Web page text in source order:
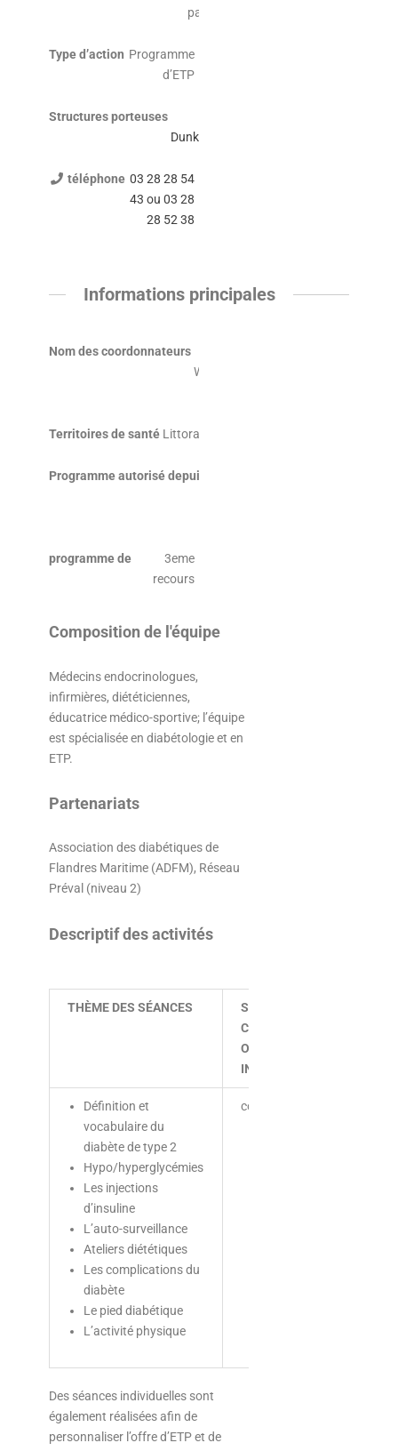
par l’ARS
Type d’action Programme
d’ETP
Structures porteuses
Dunkerque
téléphone 03 28 28 54
43 ou 03 28
28 52 38
Informations principales
Nom des coordonnateurs
WALLERICK
Territoires de santé Littoral
Programme autorisé depuis
programme de
3eme
recours
Composition de l'équipe
Médecins endocrinologues,
infirmières, diététiciennes,
éducatrice médico-sportive; l’équipe
est spécialisée en diabétologie et en
ETP.
Partenariats
Association des diabétiques de
Flandres Maritime (ADFM), Réseau
Préval (niveau 2)
Descriptif des activités
THÈME DES SÉANCES
SÉANCE
COLLECTIVE
OU
INDIVIDUELLE
Définition et
vocabulaire du
diabète de type 2
Hypo/hyperglycémies
Les injections
d’insuline
L’auto-surveillance
Ateliers diététiques
Les complications du
diabète
Le pied diabétique
L’activité physique
collective
Des séances individuelles sont
également réalisées afin de
personnaliser l’offre d’ETP et de